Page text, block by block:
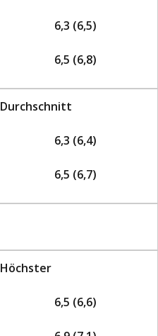
6,3 (6,5)
6,5 (6,8)
Durchschnitt
6,3 (6,4)
6,5 (6,7)
Höchster
6,5 (6,6)